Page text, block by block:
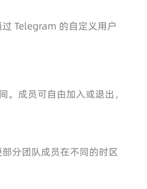
Telegram 的自定义用户
成员可自由加入或退出，
分团队成员在不同的时区